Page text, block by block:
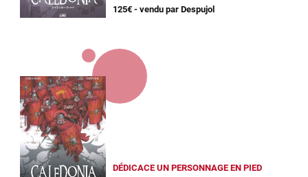
125€ - vendu par Despujol
DÉDICACE UN PERSONNAGE EN PIED